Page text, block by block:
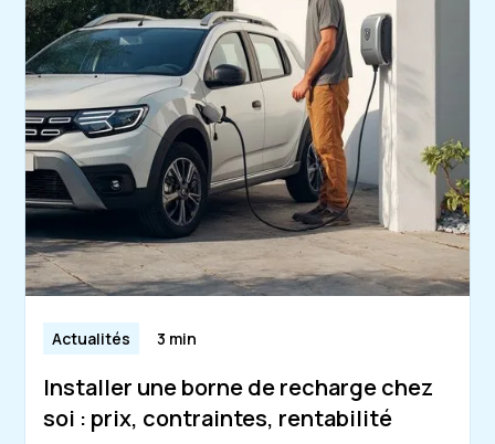
Actualités 3 min
Installer une borne de recharge chez
soi : prix, contraintes, rentabilité